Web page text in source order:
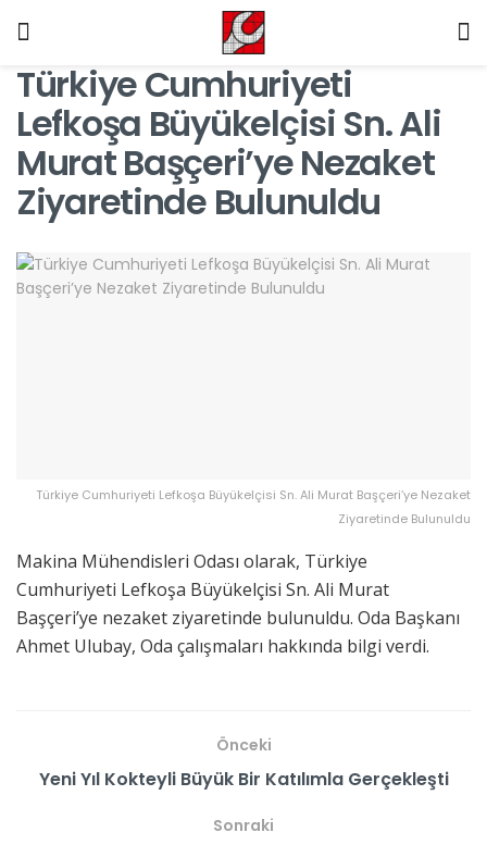
Türkiye Cumhuriyeti
Lefkoşa Büyükelçisi Sn. Ali
Murat Başçeri’ye Nezaket
Ziyaretinde Bulunuldu
Türkiye Cumhuriyeti Lefkoşa Büyükelçisi Sn. Ali Murat Başçeri’ye Nezaket
Ziyaretinde Bulunuldu
Makina Mühendisleri Odası olarak, Türkiye
Cumhuriyeti Lefkoşa Büyükelçisi Sn. Ali Murat
Başçeri’ye nezaket ziyaretinde bulunuldu. Oda Başkanı
Ahmet Ulubay, Oda çalışmaları hakkında bilgi verdi.
Önceki
Yeni Yıl Kokteyli Büyük Bir Katılımla Gerçekleşti
Sonraki